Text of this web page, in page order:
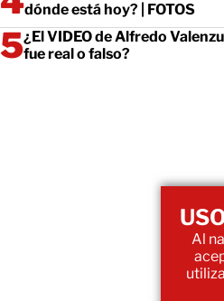
dónde está hoy? | FOTOS
¿El VIDEO de Alfredo
fue real o falso?
Al